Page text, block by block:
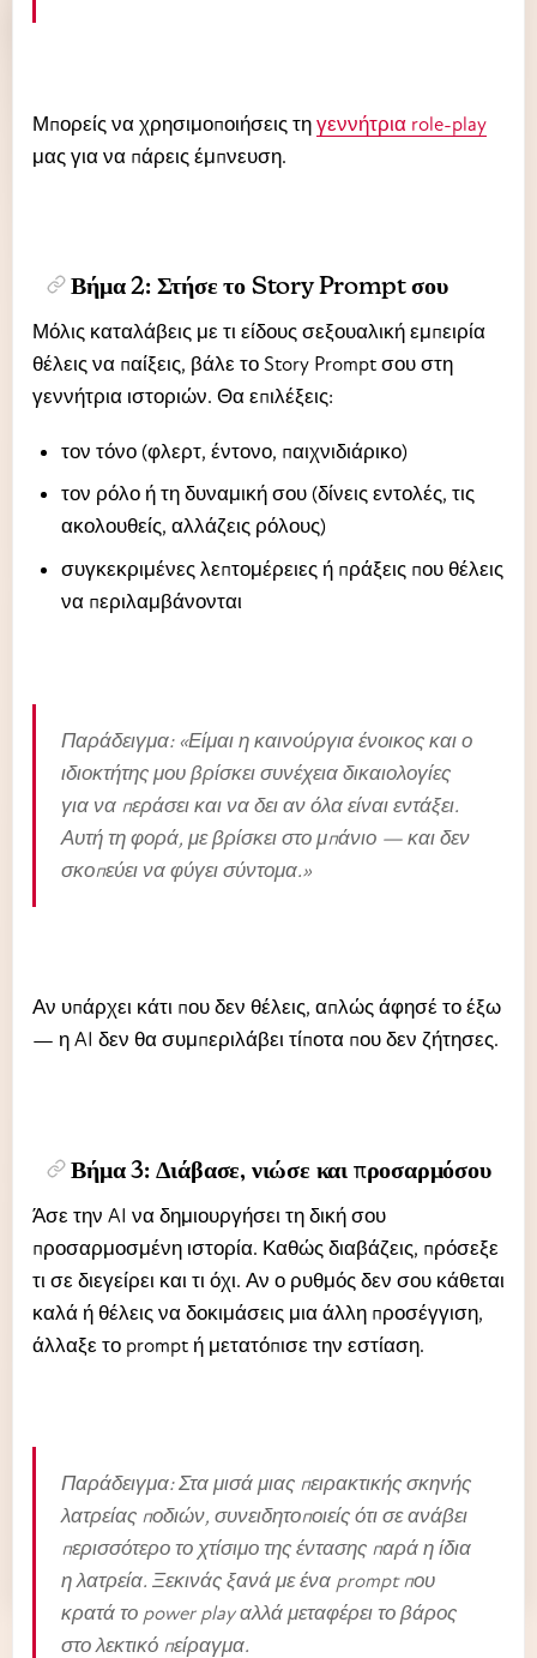
Μπορείς να χρησιμοποιήσεις τη γεννήτρια role-play
μας για να πάρεις έμπνευση.
Βήμα 2: Στήσε το Story Prompt σου
Μόλις καταλάβεις με τι είδους σεξουαλική εμπειρία
θέλεις να παίξεις, βάλε το Story Prompt σου στη
γεννήτρια ιστοριών. Θα επιλέξεις:
τον τόνο (φλερτ, έντονο, παιχνιδιάρικο)
τον ρόλο ή τη δυναμική σου (δίνεις εντολές, τις
ακολουθείς, αλλάζεις ρόλους)
συγκεκριμένες λεπτομέρειες ή πράξεις που θέλεις
να περιλαμβάνονται
Παράδειγμα: «Είμαι η καινούργια ένοικος και ο
ιδιοκτήτης μου βρίσκει συνέχεια δικαιολογίες
για να περάσει και να δει αν όλα είναι εντάξει.
Αυτή τη φορά, με βρίσκει στο μπάνιο — και δεν
σκοπεύει να φύγει σύντομα.»
Αν υπάρχει κάτι που δεν θέλεις, απλώς άφησέ το έξω
— η AI δεν θα συμπεριλάβει τίποτα που δεν ζήτησες.
Βήμα 3: Διάβασε, νιώσε και προσαρμόσου
Άσε την AI να δημιουργήσει τη δική σου
προσαρμοσμένη ιστορία. Καθώς διαβάζεις, πρόσεξε
τι σε διεγείρει και τι όχι. Αν ο ρυθμός δεν σου κάθεται
καλά ή θέλεις να δοκιμάσεις μια άλλη προσέγγιση,
άλλαξε το prompt ή μετατόπισε την εστίαση.
Παράδειγμα: Στα μισά μιας πειρακτικής σκηνής
λατρείας ποδιών, συνειδητοποιείς ότι σε ανάβει
περισσότερο το χτίσιμο της έντασης παρά η ίδια
η λατρεία. Ξεκινάς ξανά με ένα prompt που
κρατά το power play αλλά μεταφέρει το βάρος
στο λεκτικό πείραγμα.